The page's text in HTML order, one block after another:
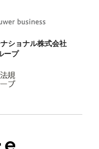
ショナル株式会社
ープ